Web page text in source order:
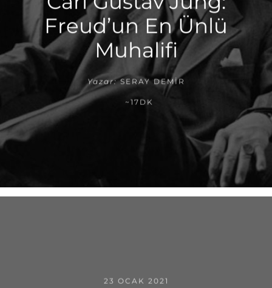
Freud’un En Ünlü
Muhalifi
Yazar: SERAY DEMIR
~17DK
23 OCAK 2021